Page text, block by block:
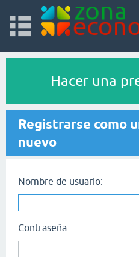
Hacer una
Registrarse como
nuevo
Nombre de usuario:
Contraseña: